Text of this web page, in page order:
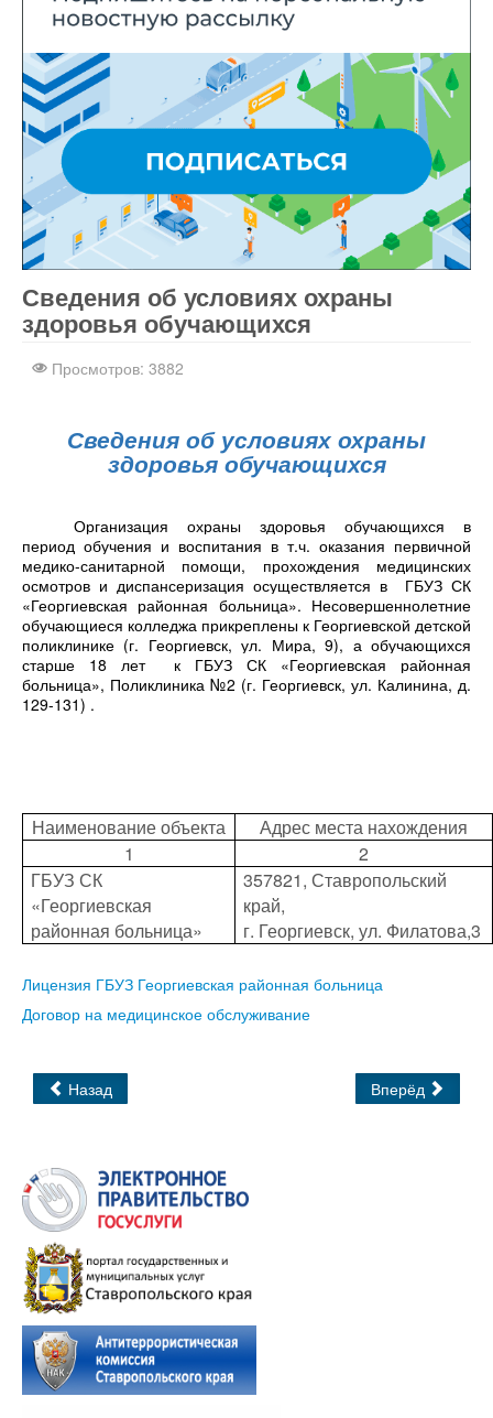
Компоненты, модули, шаблоны и другиеРасширения Joomla
Сведения об условиях охраны
здоровья обучающихся
Просмотров: 3882
Сведения об условиях охраны
здоровья обучающихся
Организация охраны здоровья обучающихся в
период обучения и воспитания в т.ч. оказания первичной
медико-санитарной помощи, прохождения медицинских
осмотров и диспансеризация осуществляется в
ГБУЗ СК
«Георгиевская районная больница». Несовершеннолетние
обучающиеся колледжа прикреплены к Георгиевской детской
поликлинике (г. Георгиевск, ул. Мира, 9), а обучающихся
старше 18 лет
к ГБУЗ СК «Георгиевская районная
больница», Поликлиника №2 (г. Георгиевск, ул. Калинина, д.
129-131) .
Наименование объекта
Адрес места нахождения
1
2
ГБУЗ СК
«Георгиевская
районная больница»
357821, Ставропольский
край,
г. Георгиевск, ул. Филатова,3
Лицензия ГБУЗ Георгиевская районная больница
Договор на медицинское обслуживание
Назад Вперёд